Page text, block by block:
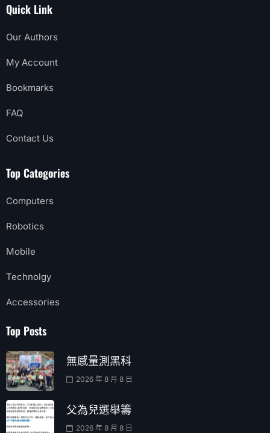
Quick Link
Our Authors
My Account
Bookmarks
FAQ
Contact Us
Top Categories
Computers
Robotics
Mobile
Technolgy
Accessories
Top Posts
無感量測黑科
2026 年 8 月 8 日
父為兒選舉籌
2026 年 8 月 8 日